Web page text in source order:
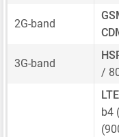
2G-band
3G-band
/
b4